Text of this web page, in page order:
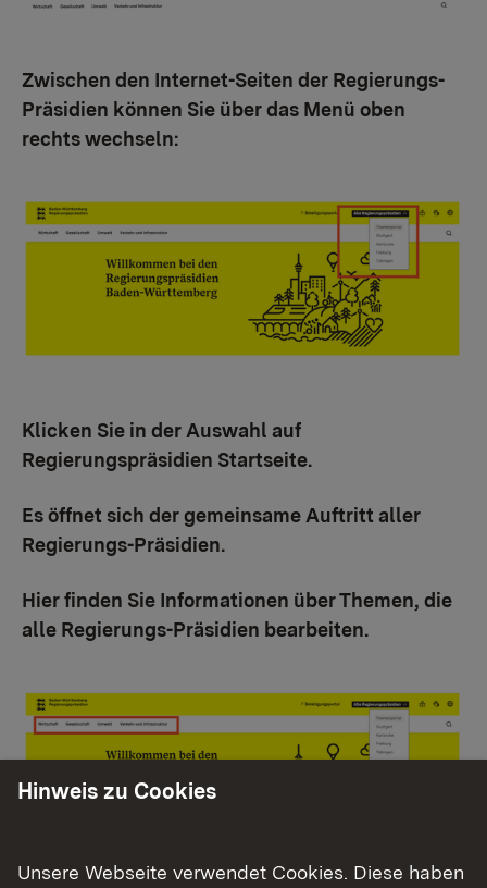
Zwischen den Internet-Seiten der Regierungs-
Präsidien können Sie über das Menü oben
rechts wechseln:
Klicken Sie in der Auswahl auf
Regierungspräsidien Startseite.
Es öffnet sich der gemeinsame Auftritt aller
Regierungs-Präsidien.
Hier finden Sie Informationen über Themen, die
alle Regierungs-Präsidien bearbeiten.
Hinweis zu Cookies
Unsere Webseite verwendet Cookies. Diese haben